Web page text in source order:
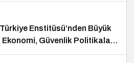
Enstitüsü’nden Büyük
Güvenlik Politikaları